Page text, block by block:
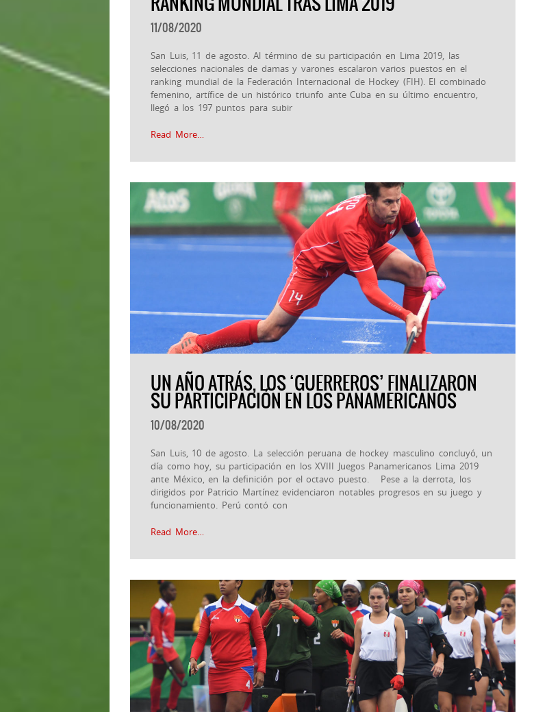
11/08/2020
San Luis, 11 de agosto. Al término de su participación en Lima 2019, las
selecciones nacionales de damas y varones escalaron varios puestos en el
ranking mundial de la Federación Internacional de Hockey (FIH). El combinado
femenino, artífice de un histórico triunfo ante Cuba en su último encuentro,
llegó a los 197 puntos para subir
Read More…
UN AÑO ATRÁS, LOS ‘GUERREROS’ FINALIZARON
SU PARTICIPACIÓN EN LOS PANAMERICANOS
10/08/2020
San Luis, 10 de agosto. La selección peruana de hockey masculino concluyó, un
día como hoy, su participación en los XVIII Juegos Panamericanos Lima 2019
ante México, en la definición por el octavo puesto. Pese a la derrota, los
dirigidos por Patricio Martínez evidenciaron notables progresos en su juego y
funcionamiento. Perú contó con
Read More…